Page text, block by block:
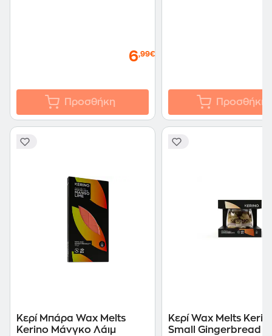
6,99€
Προσθήκη Προσθήκη
Κερί Μπάρα Wax Melts
Kerino Μάνγκο Λάιμ
Κερί Wax Melts
Small Gingerbread